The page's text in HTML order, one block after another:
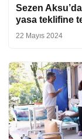
Sezen
yasa teklifine
22 Mayıs 2024